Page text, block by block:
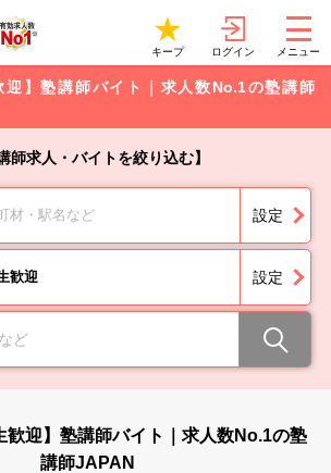
キープ ログイン メニュー
迎】塾講師バイト｜求人数No.1の塾講師
師求人・バイトを絞り込む】
材・駅名など 設定
歓迎 設定
歓迎】塾講師バイト｜求人数No.1の塾
講師JAPAN